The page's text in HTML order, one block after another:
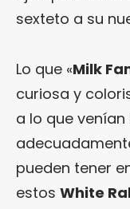
sexteto a su
Lo que «Milk
curiosa y
a lo que
pueden tener
estos White